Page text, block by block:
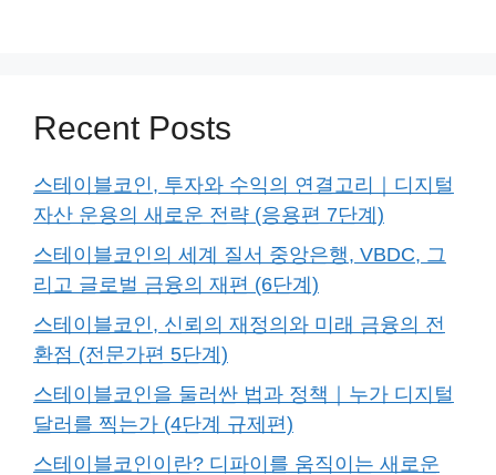
Recent Posts
스테이블코인, 투자와 수익의 연결고리｜디지털
자산 운용의 새로운 전략 (응용편 7단계)
스테이블코인의 세계 질서 중앙은행, VBDC, 그
리고 글로벌 금융의 재편 (6단계)
스테이블코인, 신뢰의 재정의와 미래 금융의 전
환점 (전문가편 5단계)
스테이블코인을 둘러싼 법과 정책｜누가 디지털
달러를 찍는가 (4단계 규제편)
스테이블코인이란? 디파이를 움직이는 새로운